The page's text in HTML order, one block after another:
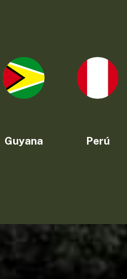
Guyana Perú